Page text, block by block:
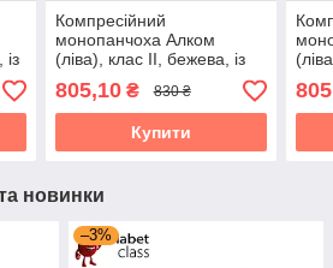
3
Компресійний
монопанчоха Алком
(ліва), клас II, бежева, із
закритим носком, розмір 6
(6062)
805,10₴ 830 ₴
Купити
новинки
–3%